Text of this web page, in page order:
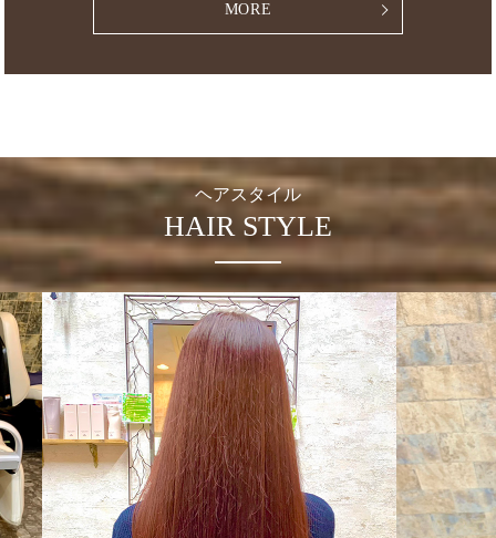
MORE
ヘアスタイル
HAIR STYLE